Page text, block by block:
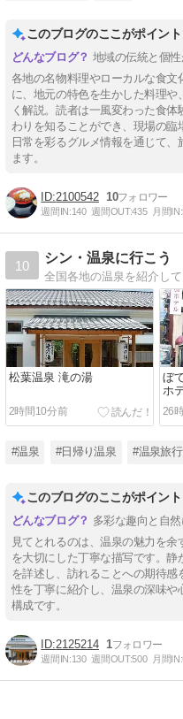
このブログのここがポイント
地域の伝統と個
各地の名物料理やローカルな食
に、地元の特色を生かした料理
く解説。読者は一風変わった食
わりを知ることができ、現場の臨
日常を彩るグルメ情報を通じて
ます。
2100542 10
週間IN:140 週間OUT:435 月間IN:
10
シン・温泉に行こう
全国各地の温泉を紹介して
松葉温泉 滝の湯
2時間10分前
ぼ
ホ
26
#温泉 #日帰り温泉 #温泉旅行
このブログのここがポイント
多彩な趣向と自
見てとれるのは、温泉の魅力を
を大切にした丁寧な描写です。
を詳述し、訪れることへの期待
性を丁寧に紹介し、温泉の深味や
構成です。
2125214 1
週間IN:130 週間OUT:500 月間IN: